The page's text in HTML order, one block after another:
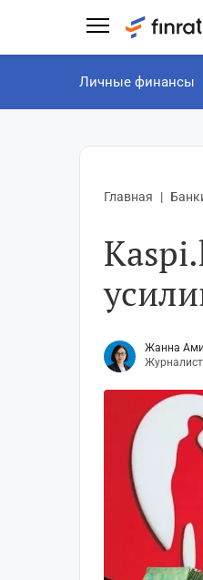
Личные финансы
Главная
Жанна
Журналист